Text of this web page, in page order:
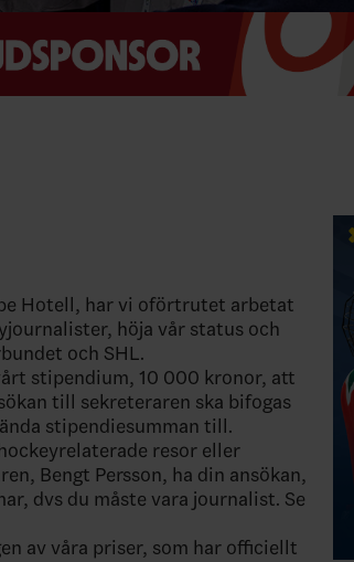
Hotell, har vi oförtrutet arbetat
höja vår status och
och SHL.
stipendium, 10 000 kronor, att
till sekreteraren ska bifogas
stipendiesumman till.
resor eller
Bengt Persson, ha din ansökan,
dvs du måste vara journalist. Se
av våra priser, som har officiellt